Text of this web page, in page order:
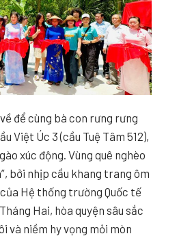
để cùng bà con rưng rưng
Việt Úc 3 (cầu Tuệ Tâm 512),
xúc động. Vùng quê nghèo
bởi nhịp cầu khang trang ôm
Hệ thống trường Quốc tế
Hai, hòa quyện sâu sắc
và niềm hy vọng mỏi mòn